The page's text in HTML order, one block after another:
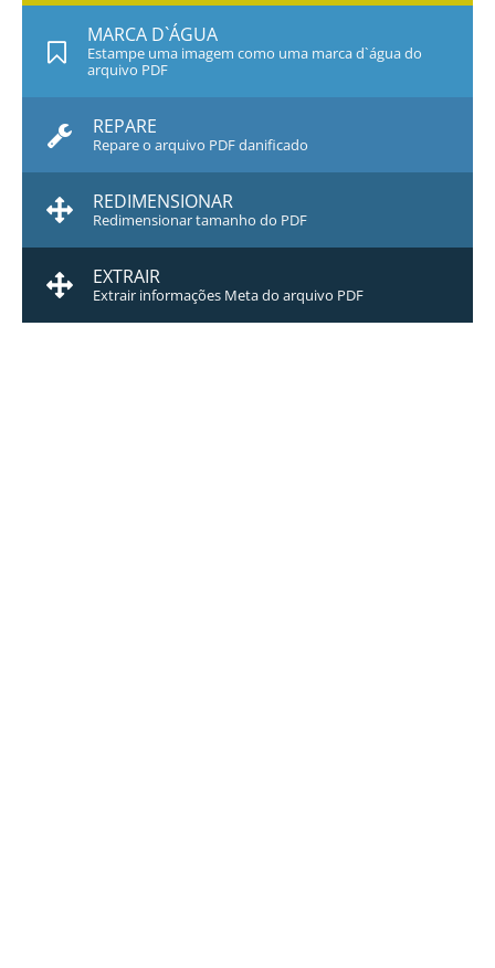
MARCA D`ÁGUA
Estampe uma imagem como uma marca d`água do
arquivo PDF
REPARE
Repare o arquivo PDF danificado
REDIMENSIONAR
Redimensionar tamanho do PDF
EXTRAIR
Extrair informações Meta do arquivo PDF